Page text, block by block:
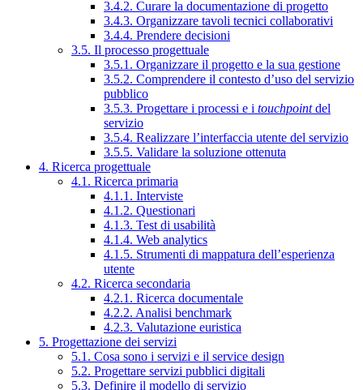
3.4.2. Curare la documentazione di progetto
3.4.3. Organizzare tavoli tecnici collaborativi
3.4.4. Prendere decisioni
3.5. Il processo progettuale
3.5.1. Organizzare il progetto e la sua gestione
3.5.2. Comprendere il contesto d’uso del servizio
pubblico
3.5.3. Progettare i processi e i touchpointdel
servizio
3.5.4. Realizzare l’interfaccia utente del servizio
3.5.5. Validare la soluzione ottenuta
4. Ricerca progettuale
4.1. Ricerca primaria
4.1.1. Interviste
4.1.2. Questionari
4.1.3. Test di usabilità
4.1.4. Web analytics
4.1.5. Strumenti di mappatura dell’esperienza
utente
4.2. Ricerca secondaria
4.2.1. Ricerca documentale
4.2.2. Analisi benchmark
4.2.3. Valutazione euristica
5. Progettazione dei servizi
5.1. Cosa sono i servizi e il service design
5.2. Progettare servizi pubblici digitali
5.3. Definire il modello di servizio